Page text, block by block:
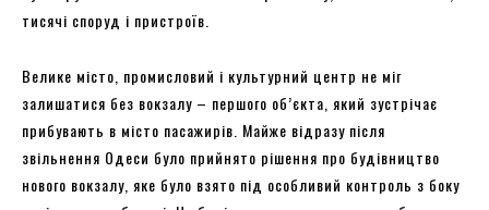
тисячі споруд і пристроїв.
Велике місто, промисловий і культурний центр не міг
залишатися без вокзалу – першого об’єкта, який зустрічає
прибувають в місто пасажирів. Майже відразу після
звільнення Одеси було прийнято рішення про будівництво
нового вокзалу, яке було взято під особливий контроль з боку